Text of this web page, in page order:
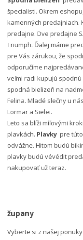
špecialisti. Okrem
kamenných predajniach.
predajne. Dve predajne
Triumph. Ďalej máme
pre Vás zárukou, že
odporučíme
veľmi radi kupujú
spodná bielizeň na
Felina. Mladé slečny u
Lormar a Sielei.
Leto sa blíži míľovými
plavkách. Plavky pre
odvážne. Hitom budú
plavky budú vévédit
nakupovať už teraz.
župany
Vyberte si z našej